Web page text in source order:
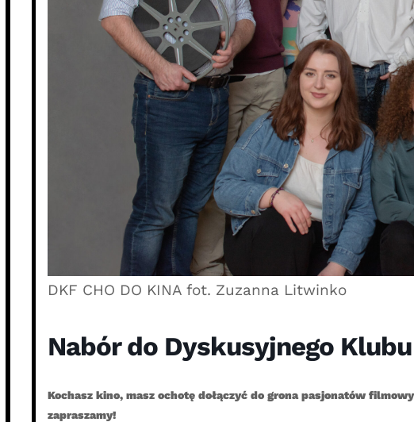
DKF CHO DO KINA fot. Zuzanna Litwinko
Nabór do Dyskusyjnego
Kochasz kino, masz ochotę dołączyć do grona pasjonatów
zapraszamy!